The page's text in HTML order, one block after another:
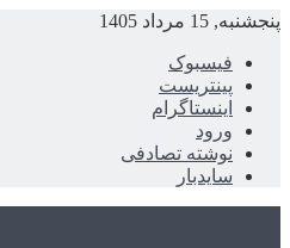
پنجشنبه, 15 مرداد 1405
فیسبوک
پینتریست
اینستاگرام
ورود
نوشته تصادفی
سایدبار